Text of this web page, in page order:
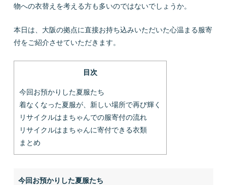
プライバシーポリシー お問い合わせ
物への衣替えを考える方も多いのではないでしょうか。
本日は、大阪の拠点に直接お持ち込みいただいた心温まる服寄
付をご紹介させていただきます。
目次
今回お預かりした夏服たち
着なくなった夏服が、新しい場所で再び輝く
リサイクルはまちゃんでの服寄付の流れ
リサイクルはまちゃんに寄付できる衣類
まとめ
今回お預かりした夏服たち